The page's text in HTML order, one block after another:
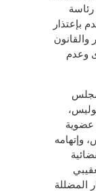
بإعتذار
وعدم
عضوية
وإتهامه
المضللة